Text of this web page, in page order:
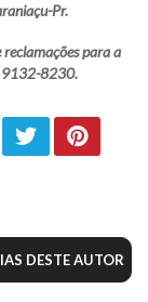
Pr.
reclamações para a
9132-8230.
DESTE AUTOR